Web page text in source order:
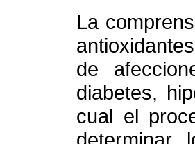
La
de
diabetes,
cual el